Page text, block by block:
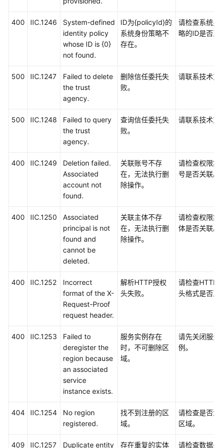
400 IIC.1246
System-defined
identity policy
whose ID is {0}
not found.
ID为{policyId}的
系统身份策略不
存在。
请检查系统身
略的ID是否正
500 IIC.1247
Failed to delete
the trust
agency.
删除信任委托失
败。
请联系技术支
500 IIC.1248
Failed to query
the trust
agency.
查询信任委托失
败。
请联系技术支
400 IIC.1249
Deletion failed.
Associated
account not
found.
关联账号不存
在，无法执行删
除操作。
请检查权限集
号是否关联。
400 IIC.1250
Associated
principal is not
found and
cannot be
deleted.
关联主体不存
在，无法执行删
除操作。
请检查权限集
体是否关联。
400 IIC.1252
Incorrect
format of the X-
Request-Proof
request header.
解析HTTP授权
头失败。
请检查HTTP
头格式是否正
400 IIC.1253
Failed to
deregister the
region because
an associated
service
instance exists.
服务实例存在
时，不可删除区
域。
请先关闭服务
例。
404 IIC.1254
No region
registered.
找不到注册的区
域。
请检查是否注
区域。
409 IIC.1257 Duplicate entity 存在重复的实体 请检查数据是